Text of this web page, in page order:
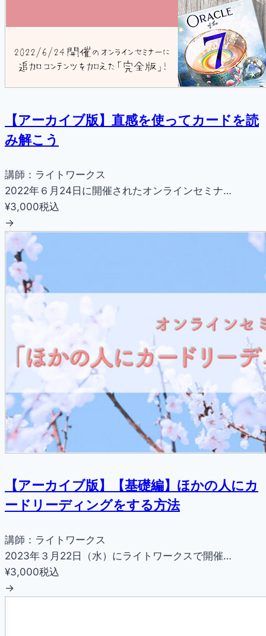
【アーカイブ版】直感を使ってカードを読
み解こう
講師：ライトワークス
2022年６月24日に開催されたオンラインセミナ…
¥3,000税込
→
【アーカイブ版】【基礎編】ほかの人にカ
ードリーディングをする方法
講師：ライトワークス
2023年３月22日（水）にライトワークスで開催…
¥3,000税込
→